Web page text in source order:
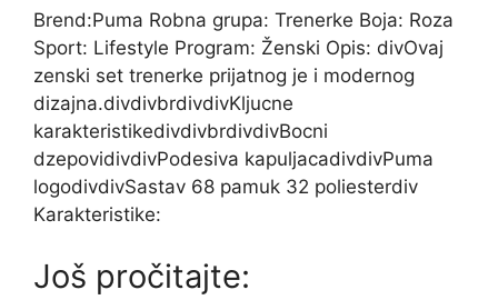
Brend:Puma Robna grupa: Trenerke Boja: Roza
Sport: Lifestyle Program: Ženski Opis: divOvaj
zenski set trenerke prijatnog je i modernog
dizajna.divdivbrdivdivKljucne
karakteristikedivdivbrdivdivBocni
dzepovidivdivPodesiva kapuljacadivdivPuma
logodivdivSastav 68 pamuk 32 poliesterdiv
Karakteristike:
Još pročitajte: